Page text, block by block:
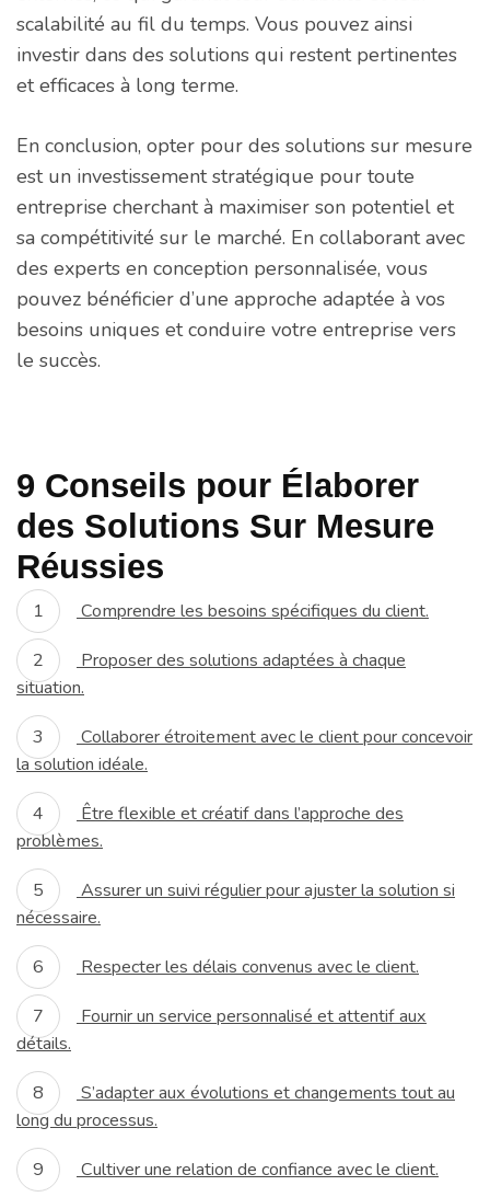
scalabilité au fil du temps. Vous pouvez ainsi
investir dans des solutions qui restent pertinentes
et efficaces à long terme.
En conclusion, opter pour des solutions sur mesure
est un investissement stratégique pour toute
entreprise cherchant à maximiser son potentiel et
sa compétitivité sur le marché. En collaborant avec
des experts en conception personnalisée, vous
pouvez bénéficier d’une approche adaptée à vos
besoins uniques et conduire votre entreprise vers
le succès.
9 Conseils pour Élaborer
des Solutions Sur Mesure
Réussies
Comprendre les besoins spécifiques du client.
Proposer des solutions adaptées à chaque
situation.
Collaborer étroitement avec le client pour concevoir
la solution idéale.
Être flexible et créatif dans l’approche des
problèmes.
Assurer un suivi régulier pour ajuster la solution si
nécessaire.
Respecter les délais convenus avec le client.
Fournir un service personnalisé et attentif aux
détails.
S’adapter aux évolutions et changements tout au
long du processus.
Cultiver une relation de confiance avec le client.